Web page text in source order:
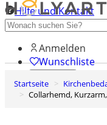
Hilfe und Kontakt
Entdecken Sie Premium
Anmelden
Wunschliste
0
Warenkorb
Startseite
Collarhemd,